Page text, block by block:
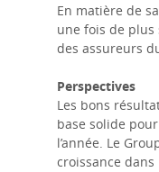
En matière de
une fois de
des assureurs
Perspectives
Les bons
base solide
l’année. Le
croissance dans